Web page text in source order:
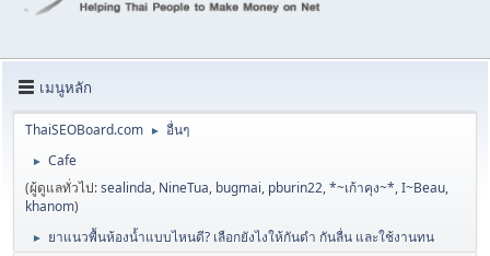
เมนูหลัก
ThaiSEOBoard.com ► อื่นๆ
►
Cafe
(ผู้ดูแลทั่วไป:sealinda, NineTua, bugmai, pburin22,*~เก้าคุง~*,I~Beau,
khanom)
► ยาแนวพื้นห้องน้ำแบบไหนดี? เลือกยังไงให้กันดำ กันลื่น และใช้งานทน